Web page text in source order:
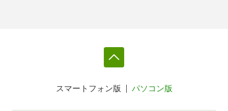
スマートフォン版 パソコン版